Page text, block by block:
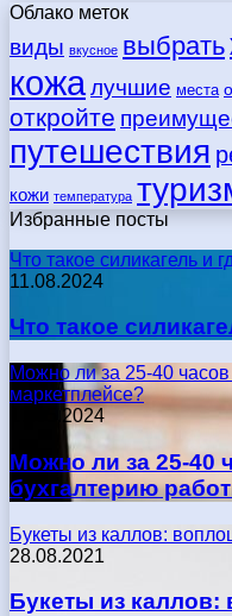
Облако меток
виды вкусное выбрать
кожалучшие места
откройте
путешествия
кожи температура
Избранные посты
Что такое силикагель и
11.08.2024
Что такое
Можно ли за 25-40
маркетплейсе?
17.05.2024
Можно ли за 25-40
бухгалтерию
Букеты из каллов:
28.08.2021
Букеты из каллов: